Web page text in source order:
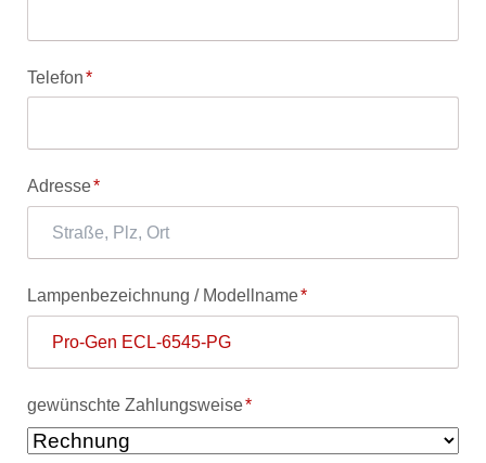
Pflichtfeld
Telefon*
Pflichtfeld
Adresse*
Pflichtfeld
Lampenbezeichnung / Modellname*
Pflichtfeld
gewünschte Zahlungsweise*